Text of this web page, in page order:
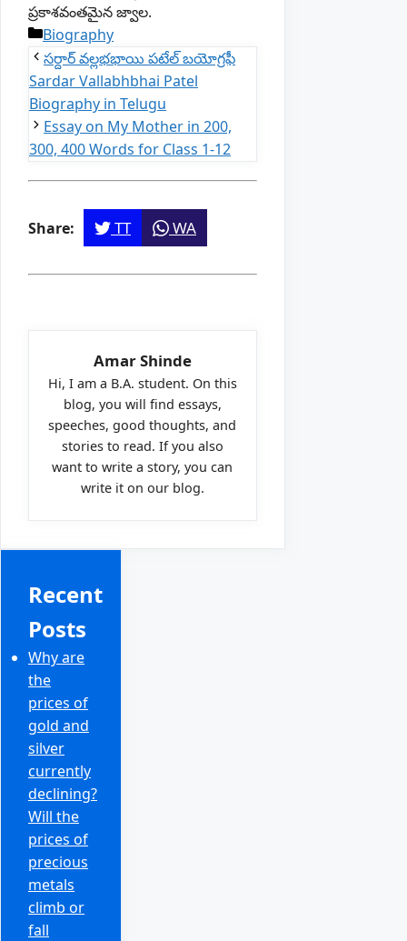
ప్రకాశవంతమైన జ్వాల.
Categories
Biography
సర్దార్ వల్లభభాయి పటేల్ బయోగ్రఫీ
Sardar Vallabhbhai Patel
Biography in Telugu
Essay on My Mother in 200,
300, 400 Words for Class 1-12
Share: TT WA
Amar Shinde
Hi, I am a B.A. student. On this
blog, you will find essays,
speeches, good thoughts, and
stories to read. If you also
want to write a story, you can
write it on our blog.
Recent
Posts
Why are
the
prices of
gold and
silver
currently
declining?
Will the
prices of
precious
metals
climb or
fall